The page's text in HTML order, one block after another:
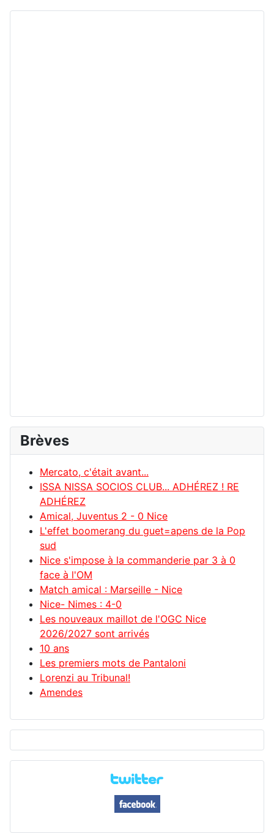
Brèves
Mercato, c'était avant...
ISSA NISSA SOCIOS CLUB... ADHÉREZ ! RE
ADHÉREZ
Amical, Juventus 2 - 0 Nice
L'effet boomerang du guet=apens de la Pop
sud
Nice s'impose à la commanderie par 3 à 0
face à l'OM
Match amical : Marseille - Nice
Nice- Nimes : 4-0
Les nouveaux maillot de l'OGC Nice
2026/2027 sont arrivés
10 ans
Les premiers mots de Pantaloni
Lorenzi au Tribunal!
Amendes